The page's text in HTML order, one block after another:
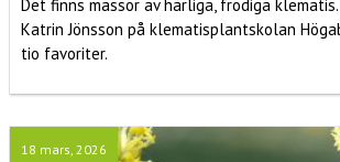
Det finns massor av härliga, frodiga
Katrin Jönsson på klematisplantskolan
tio favoriter.
18 mars, 2026